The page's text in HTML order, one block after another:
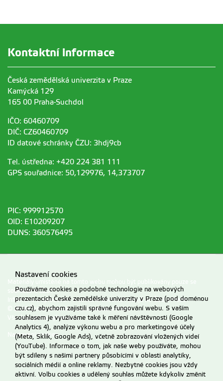
Kontaktní informace
Česká zemědělská univerzita v Praze
Kamýcká 129
165 00 Praha-Suchdol
IČO: 60460709
DIČ: CZ60460709
ID datové schránky ČZU: 3hdj9cb
Tel. ústředna: +420 224 381 111
GPS souřadnice: 50,129976, 14,373707
PIC: 999912570
OID: E10209207
DUNS: 360576495
souhlasem ČZU.
Informace o zpracování a ochraně osobních údajů na ČZU v Praze.
© 2026 Česká zemědělská univerzita v Praze
Všechna práva vyhrazena
Nastavení cookies
Nastavení cookies
Používáme cookies a podobné technologie na webových
prezentacích České zemědělské univerzity v Praze (pod doménou
czu.cz), abychom zajistili správné fungování webu. S vaším
souhlasem je využíváme také k měření návštěvnosti (Google
Analytics 4), analýze výkonu webu a pro marketingové účely
(Meta, Sklik, Google Ads), včetně zobrazování vložených videí
(YouTube). Informace o tom, jak naše weby používáte, mohou
být sdíleny s našimi partnery působícími v oblasti analytiky,
sociálních médií a online reklamy. Nezbytné cookies jsou vždy
aktivní. Volbu cookies a udělený souhlas můžete kdykoliv změnit